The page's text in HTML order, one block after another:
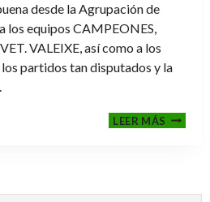
desde la Agrupación de
los equipos CAMPEONES,
VALEIXE, así como a los
partidos tan disputados y la
LEER MÁS
2024-